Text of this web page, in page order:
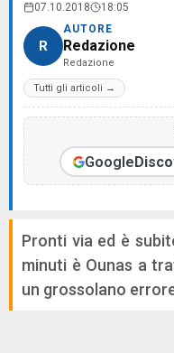
07.10.2018 18:05
R
AUTORE
Redazione
Redazione
Tutti gli articoli →
Google
Pronti via ed è
minuti è Ounas a
un grossolano